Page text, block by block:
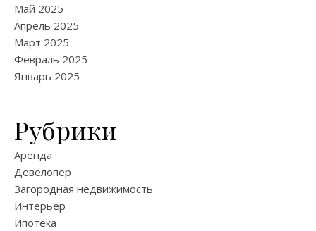
Май 2025
Апрель 2025
Март 2025
Февраль 2025
Январь 2025
Рубрики
Аренда
Девелопер
Загородная недвижимость
Интерьер
Ипотека